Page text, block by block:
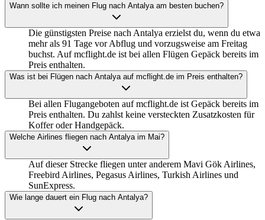
Wann sollte ich meinen Flug nach Antalya am besten buchen?
Die günstigsten Preise nach Antalya erzielst du, wenn du etwa
mehr als 91 Tage vor Abflug und vorzugsweise am Freitag
buchst. Auf mcflight.de ist bei allen Flügen Gepäck bereits im
Preis enthalten.
Was ist bei Flügen nach Antalya auf mcflight.de im Preis enthalten?
Bei allen Flugangeboten auf mcflight.de ist Gepäck bereits im
Preis enthalten. Du zahlst keine versteckten Zusatzkosten für
Koffer oder Handgepäck.
Welche Airlines fliegen nach Antalya im Mai?
Auf dieser Strecke fliegen unter anderem Mavi Gök Airlines,
Freebird Airlines, Pegasus Airlines, Turkish Airlines und
SunExpress.
Wie lange dauert ein Flug nach Antalya?